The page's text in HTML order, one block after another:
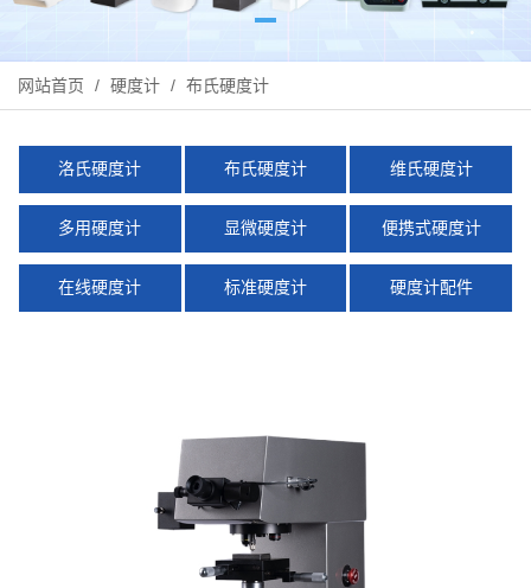
网站首页 / 硬度计 / 布氏硬度计
洛氏硬度计 布氏硬度计 维氏硬度计
多用硬度计 显微硬度计 便携式硬度计
在线硬度计 标准硬度计 硬度计配件